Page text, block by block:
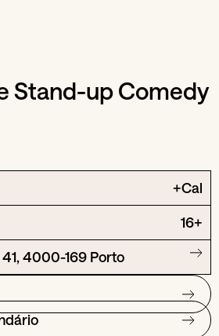
Stand-up Comedy
+Cal
16+
4000-169 Porto